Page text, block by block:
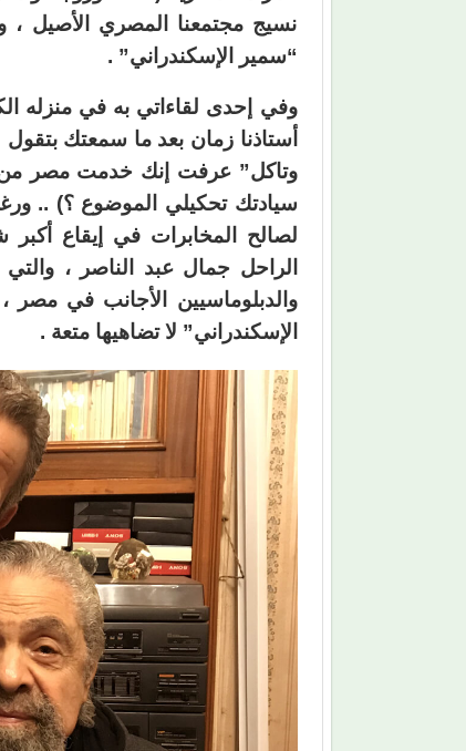
نسيج مجتمعنا المصري الأصيل ،
“سمير الإسكندراني” .
وفي إحدى لقاءاتي به في منزله
أستاذنا زمان بعد ما سمعتك
وتاكل” عرفت إنك خدمت مصر من
سيادتك تحكيلي الموضوع ؟) ..
لصالح المخابرات في إيقاع
الراحل جمال عبد الناصر ،
والدبلوماسيين الأجانب في مصر
الإسكندراني” لا تضاهيها متعة .